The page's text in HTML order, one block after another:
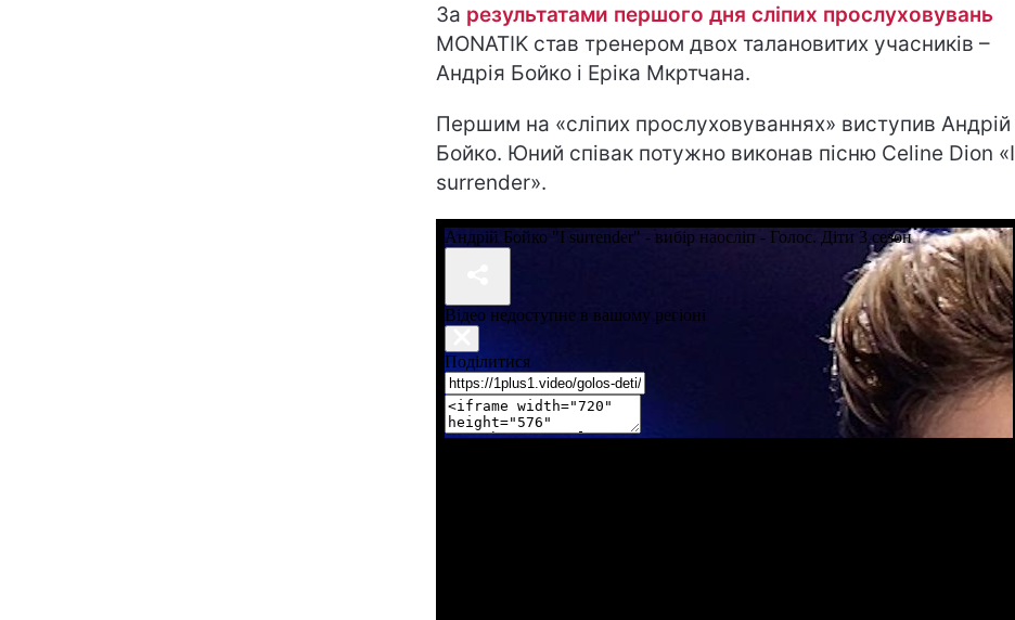
За результатами першого дня сліпих прослуховувань
MONATIK став тренером двох талановитих учасників –
Андрія Бойко і Еріка Мкртчана.
Першим на «сліпих прослуховуваннях» виступив Андрій
Бойко. Юний співак потужно виконав пісню Celine Dion «I
surrender».